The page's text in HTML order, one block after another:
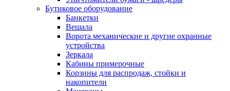
Бутиковое оборудование
Банкетки
Вешала
Ворота механические и другие охранные
устройства
Зеркала
Кабины примерочные
Корзины для распродаж, стойки и
накопители